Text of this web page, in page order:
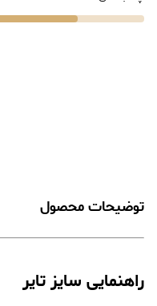
توضیحات محصول
راهنمایی سایز تایر